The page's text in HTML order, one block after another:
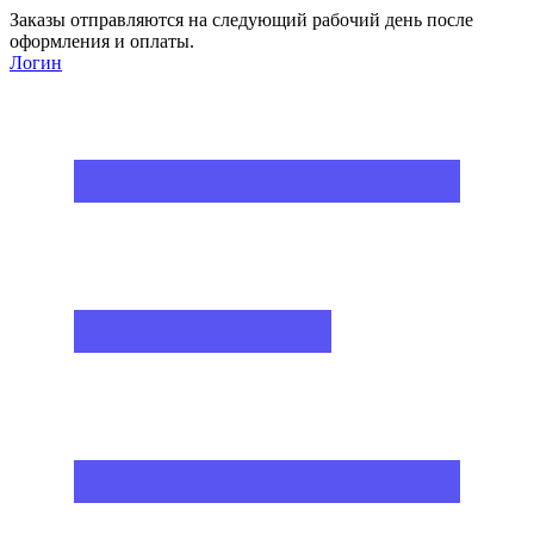
Заказы отправляются на следующий рабочий день после
оформления и оплаты.
Логин